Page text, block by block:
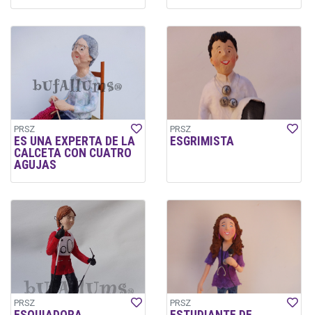
PRSZ
ES UNA EXPERTA DE LA
CALCETA CON CUATRO
AGUJAS
PRSZ
ESGRIMISTA
PRSZ PRSZ